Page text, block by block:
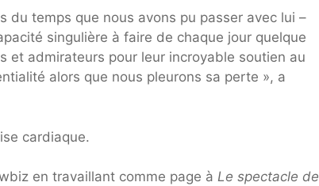
du temps que nous avons pu passer avec lui –
singulière à faire de chaque jour quelque
et admirateurs pour leur incroyable soutien au
alors que nous pleurons sa perte », a
cardiaque.
en travaillant comme page à Le spectacle de